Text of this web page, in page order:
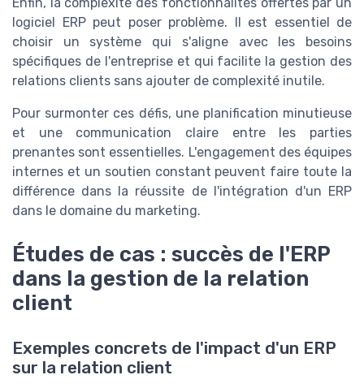
logiciel ERP peut poser problème. Il est essentiel de
choisir un système qui s'aligne avec les besoins
spécifiques de l'entreprise et qui facilite la gestion des
relations clients sans ajouter de complexité inutile.
Pour surmonter ces défis, une planification minutieuse
et une communication claire entre les parties
prenantes sont essentielles. L'engagement des équipes
internes et un soutien constant peuvent faire toute la
différence dans la réussite de l'intégration d'un ERP
dans le domaine du marketing.
Études de cas : succès de l'ERP
dans la gestion de la relation
client
Exemples concrets de l'impact d'un ERP
sur la relation client